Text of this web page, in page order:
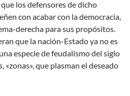
los defensores de dicho
con acabar con la democracia,
derecha para sus propósitos.
que la nación-Estado ya no es
especie de feudalismo del siglo
«zonas», que plasman el deseado